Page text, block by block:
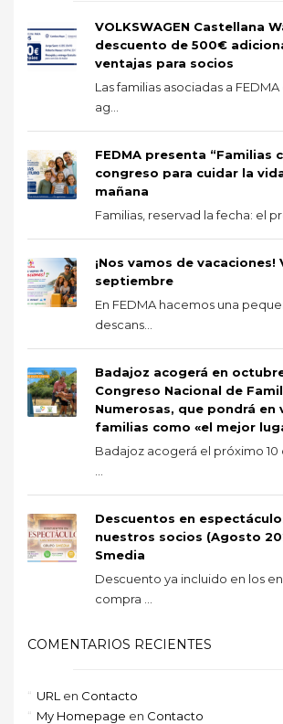
VOLKSWAGEN Castellana
descuento de 500€
ventajas para socios
Las familias asociadas a
ag...
FEDMA presenta “Familias
congreso para cuidar la
mañana
Familias, reservad la fecha: el
¡Nos vamos de vacaciones!
septiembre
En FEDMA hacemos una
descans...
Badajoz acogerá en
Congreso Nacional de
Numerosas, que pondrá en
familias como «el mejor
Badajoz acogerá el próximo
Descuentos en
nuestros socios (Agosto
Smedia
Descuento ya incluido en los
compra ...
COMENTARIOS RECIENTES
URL en Contacto
My Homepage en Contacto